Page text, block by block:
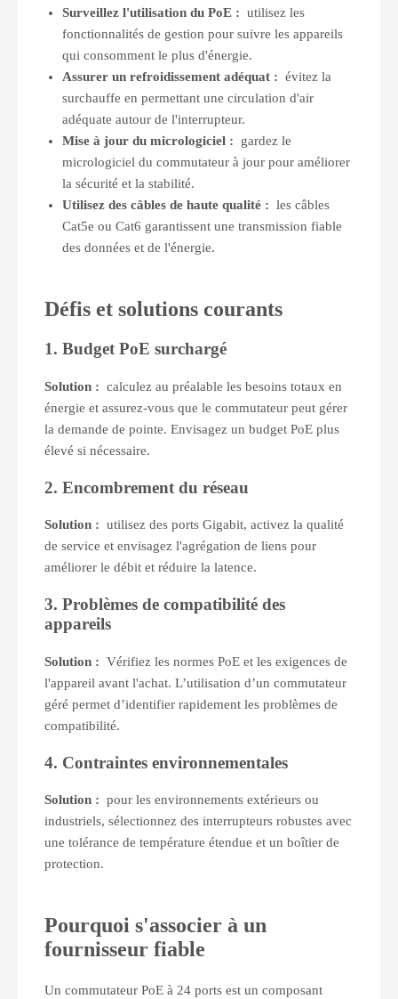
Surveillez l'utilisation du PoE : utilisez les
fonctionnalités de gestion pour suivre les appareils
qui consomment le plus d'énergie.
Assurer un refroidissement adéquat : évitez la
surchauffe en permettant une circulation d'air
adéquate autour de l'interrupteur.
Mise à jour du micrologiciel :
gardez le
micrologiciel du commutateur à jour pour améliorer
la sécurité et la stabilité.
Utilisez des câbles de haute qualité : les câbles
Cat5e ou Cat6 garantissent une transmission fiable
des données et de l'énergie.
Défis et solutions courants
1. Budget PoE surchargé
Solution : calculez au préalable les besoins totaux en
énergie et assurez-vous que le commutateur peut gérer
la demande de pointe. Envisagez un budget PoE plus
élevé si nécessaire.
2. Encombrement du réseau
Solution : utilisez des ports Gigabit, activez la qualité
de service et envisagez l'agrégation de liens pour
améliorer le débit et réduire la latence.
3. Problèmes de compatibilité des
appareils
Solution : Vérifiez les normes PoE et les exigences de
l'appareil avant l'achat. L’utilisation d’un commutateur
géré permet d’identifier rapidement les problèmes de
compatibilité.
4. Contraintes environnementales
Solution : pour les environnements extérieurs ou
industriels, sélectionnez des interrupteurs robustes avec
une tolérance de température étendue et un boîtier de
protection.
Pourquoi s'associer à un
fournisseur fiable
Un commutateur PoE à 24 ports est un composant